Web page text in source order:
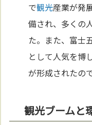
で観光産業が発
備され、多くの
た。また、富士
として人気を博し
が形成されたの
観光ブームと